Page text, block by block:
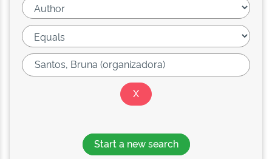
Start a new search